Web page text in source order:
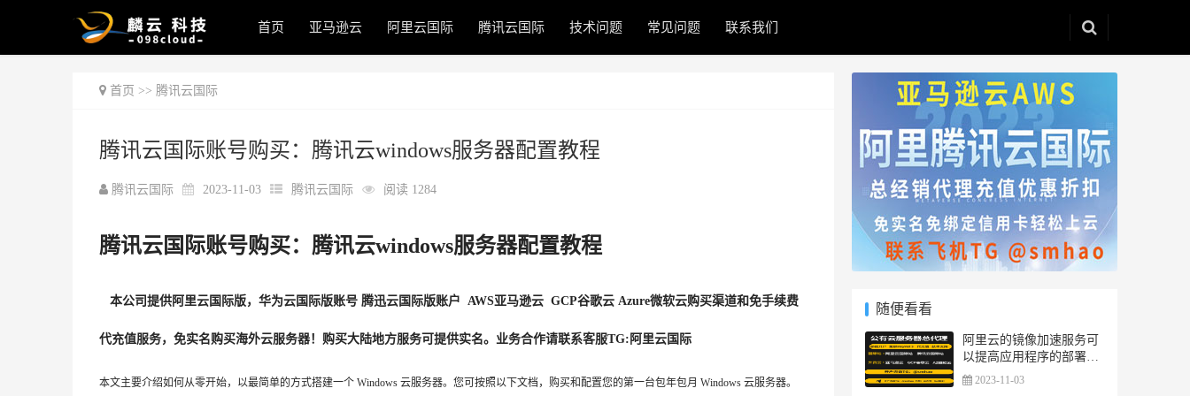
首页 亚马逊云 阿里云国际 腾讯云国际 技术问题 常见问题 联系我们
首页 >> 腾讯云国际
腾讯云国际账号购买：腾讯云windows服务器配置教程
腾讯云国际 2023-11-03 腾讯云国际 阅读 1284
腾讯云国际账号购买：腾讯云windows服务器配置教程
本公司提供阿里云国际版，华为云国际版账号 腾迅云国际版账户 AWS亚马逊云 GCP谷歌云 Azure微软云购买渠道和免手续费
代充值服务，免实名购买海外云服务器！购买大陆地方服务可提供实名。业务合作请联系客服TG:阿里云国际
本文主要介绍如何从零开始，以最简单的方式搭建一个 Windows 云服务器。您可按照以下文档，购买和配置您的第一台包年包月 Windows 云服务器。
随便看看
阿里云的镜像加速服务可
以提高应用程序的部署效
率吗？
2023-11-03